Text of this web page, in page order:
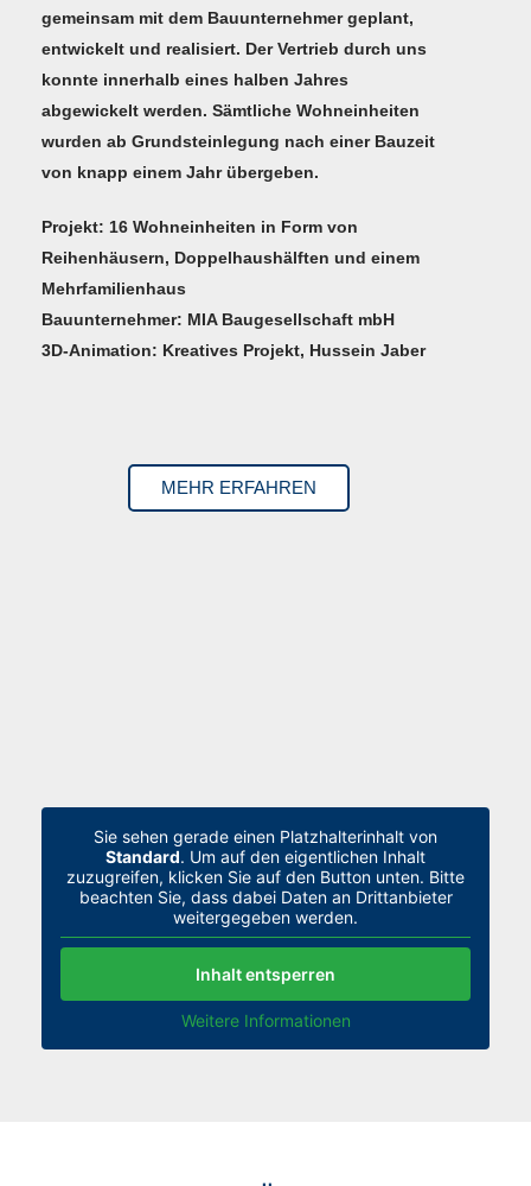
gemeinsam mit dem Bauunternehmer geplant,
entwickelt und realisiert. Der Vertrieb durch uns
konnte innerhalb eines halben Jahres
abgewickelt werden. Sämtliche Wohneinheiten
wurden ab Grundsteinlegung nach einer Bauzeit
von knapp einem Jahr übergeben.
Projekt: 16 Wohneinheiten in Form von
Reihenhäusern, Doppelhaushälften und einem
Mehrfamilienhaus
Bauunternehmer: MIA Baugesellschaft mbH
3D-Animation: Kreatives Projekt, Hussein Jaber
MEHR ERFAHREN
Sie sehen gerade einen Platzhalterinhalt von
Standard. Um auf den eigentlichen Inhalt
zuzugreifen, klicken Sie auf den Button unten. Bitte
beachten Sie, dass dabei Daten an Drittanbieter
weitergegeben werden.
Inhalt entsperren
Weitere Informationen